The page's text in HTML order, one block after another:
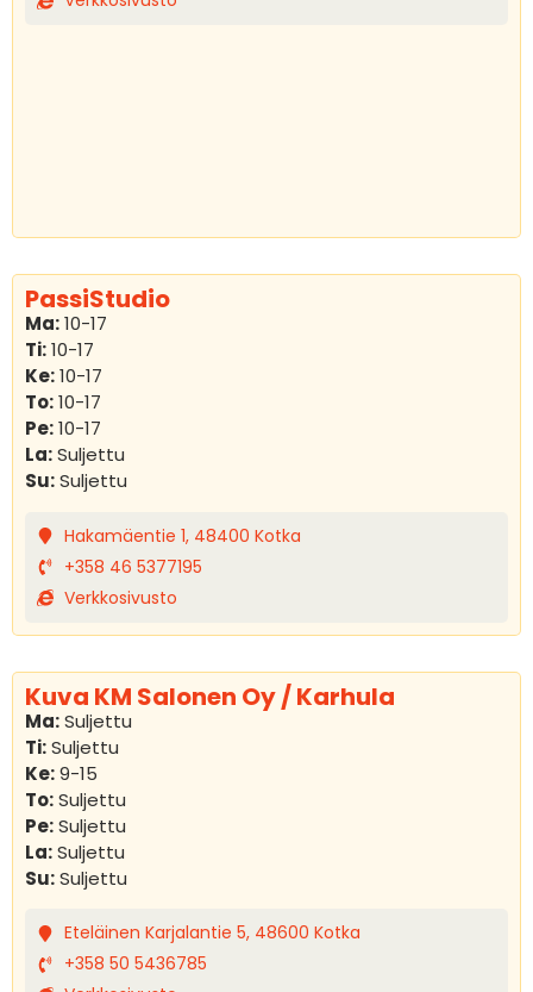
PassiStudio
Ma:10-17
Ti:10-17
Ke:10-17
To:10-17
Pe:10-17
La:Suljettu
Su:Suljettu
Hakamäentie 1, 48400 Kotka
+358 46 5377195
Verkkosivusto
Kuva KM Salonen Oy / Karhula
Ma:Suljettu
Ti:Suljettu
Ke:9-15
To:Suljettu
Pe:Suljettu
La:Suljettu
Su:Suljettu
Eteläinen Karjalantie 5, 48600 Kotka
+358 50 5436785